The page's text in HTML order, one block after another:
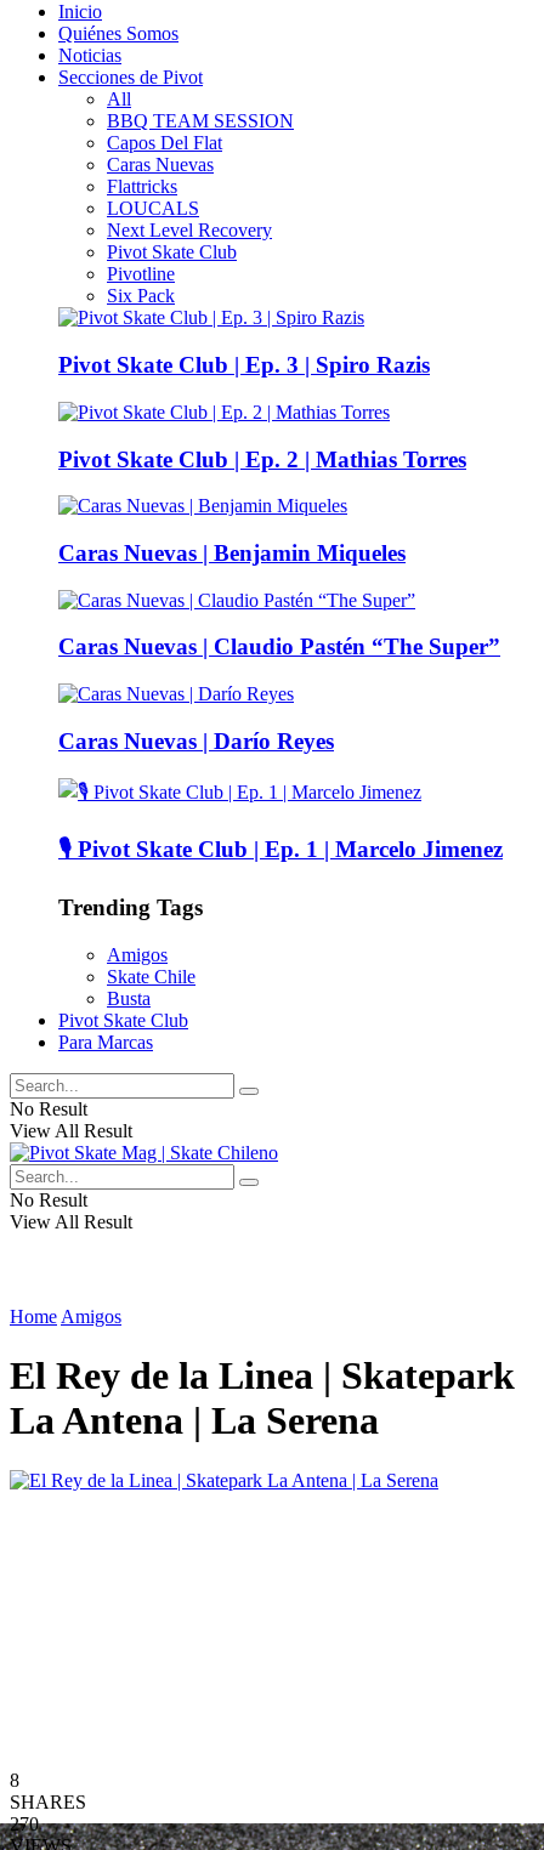
Inicio
Quiénes Somos
Noticias
Secciones de Pivot
All
BBQ TEAM SESSION
Capos Del Flat
Caras Nuevas
Flattricks
LOUCALS
Next Level Recovery
Pivot Skate Club
Pivotline
Six Pack
Pivot Skate Club | Ep. 3 | Spiro Razis
Pivot Skate Club | Ep. 2 | Mathias Torres
Caras Nuevas | Benjamin Miqueles
Caras Nuevas | Claudio Pastén “The Super”
Caras Nuevas | Darío Reyes
🎙️ Pivot Skate Club | Ep. 1 | Marcelo Jimenez
Trending Tags
Amigos
Skate Chile
Busta
Pivot Skate Club
Para Marcas
No Result
View All Result
No Result
View All Result
Home Amigos
El Rey de la Linea | Skatepark
La Antena | La Serena
8
SHARES
270
VIEWS